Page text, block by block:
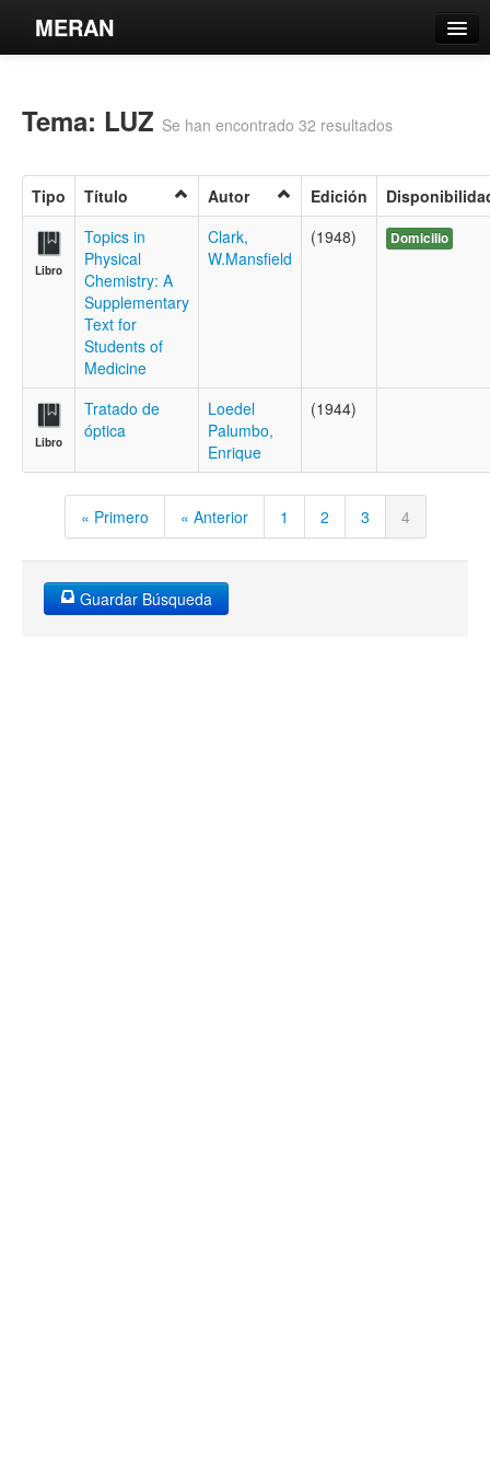
MERAN
Búsqueda Avanzada
Contacto
Iniciar sesión
Tema: LUZ Se han encontrado 32 resultados
Tipo Título Autor Edición
Libro
Topics in
Physical
Chemistry: A
Supplementary
Text for
Students of
Medicine
Clark,
W.Mansfield
(1948) Domicilio
Libro
Tratado de
óptica
Loedel
Palumbo,
Enrique
(1944)
« Primero « Anterior 1 2 3 4
Guardar Búsqueda